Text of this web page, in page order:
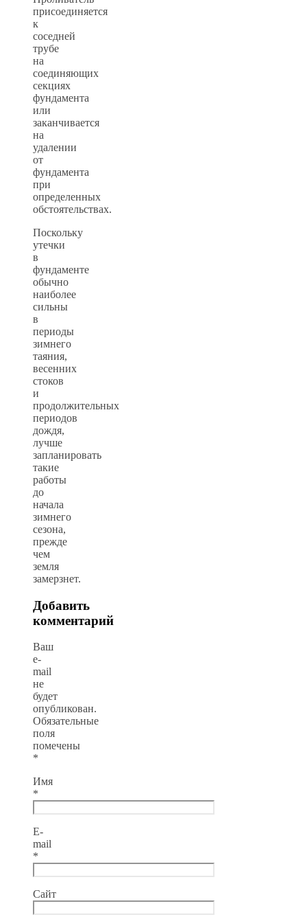
присоединяется
к
соседней
трубе
на
соединяющих
секциях
фундамента
или
заканчивается
на
удалении
от
фундамента
при
определенных
обстоятельствах.
Поскольку
утечки
в
фундаменте
обычно
наиболее
сильны
в
периоды
зимнего
таяния,
весенних
стоков
и
продолжительных
периодов
дождя,
лучше
запланировать
такие
работы
до
начала
зимнего
сезона,
прежде
чем
земля
замерзнет.
Добавить
комментарий
Ваш
e-
mail
не
будет
опубликован.
Обязательные
поля
помечены
*
Имя
*
E-
mail
*
Сайт